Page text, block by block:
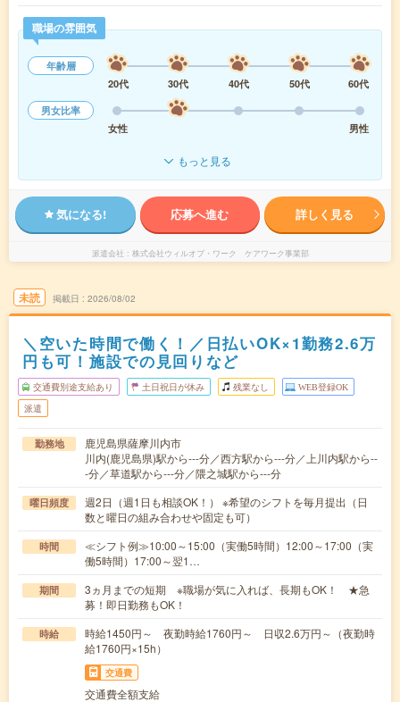
職場の雰囲気
年齢層
20代
30代 40代 50代
60代
男女比率
女性
男性
もっと見る
気になる! 応募へ進む 詳しく見る
派遣会社 株式会社ウィルオブ・ワーク ケアワーク事業部
未読 掲載日 2026/08/02
＼空いた時間で働く！／日払いOK×1勤務2.6万
円も可！施設での見回りなど
交通費別途支給あり 土日祝日が休み 残業なし WEB登録OK
派遣
勤務地
鹿児島県薩摩川内市
川内(鹿児島県)駅から---分／西方駅から---分／上川内駅から--
-分／草道駅から---分／隈之城駅から---分
曜日頻度
週2日（週1日も相談OK！） ※希望のシフトを毎月提出（日
数と曜日の組み合わせや固定も可）
時間
≪シフト例≫10:00～15:00（実働5時間）12:00～17:00（実
働5時間）17:00～翌1…
期間
3ヵ月までの短期 ※職場が気に入れば、長期もOK！ ★急
募！即日勤務もOK！
時給
時給1450円～ 夜勤時給1760円～ 日収2.6万円～（夜勤時
給1760円×15h）
交通費
交通費全額支給